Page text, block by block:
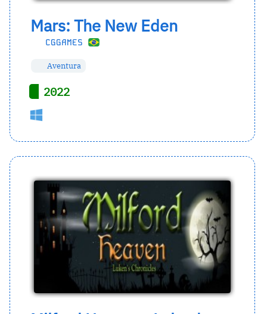
Mars: The New Eden
CGGAMES
Aventura
2022